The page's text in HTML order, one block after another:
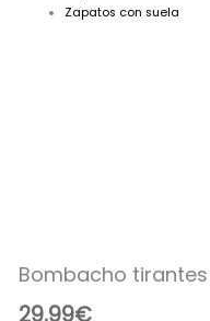
Zapatos con suela
Bombacho
29,99€